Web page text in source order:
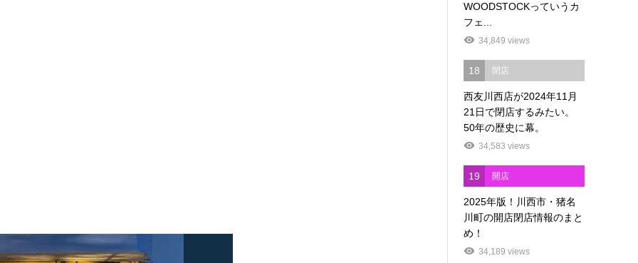
WOODSTOCKっていうカ
フェ...
34,849 views
18 閉店
西友川西店が2024年11月
21日で閉店するみたい。
50年の歴史に幕。
34,583 views
19 開店
2025年版！川西市・猪名
川町の開店閉店情報のまと
め！
34,189 views